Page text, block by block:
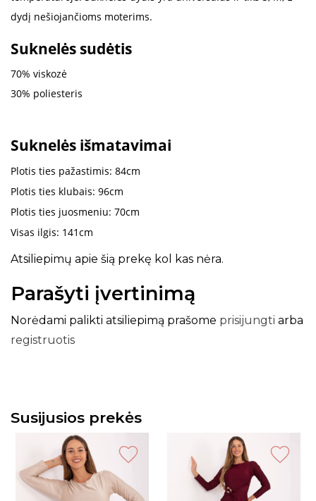
dydį nešiojančioms moterims.
Suknelės sudėtis
70% viskozė
30% poliesteris
Suknelės išmatavimai
Plotis ties pažastimis: 84cm
Plotis ties klubais: 96cm
Plotis ties juosmeniu: 70cm
Visas ilgis: 141cm
Atsiliepimų apie šią prekę kol kas nėra.
Parašyti įvertinimą
Norėdami palikti atsiliepimą prašome prisijungti arba
registruotis
Susijusios prekės